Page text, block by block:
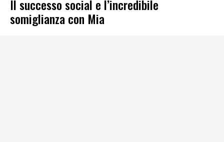
Il successo social e l’incredibile
somiglianza con Mia